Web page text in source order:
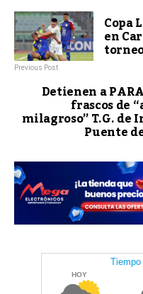
Copa
en
Previous Post
Detienen a
frascos de
milagroso” T.G. de
Puente